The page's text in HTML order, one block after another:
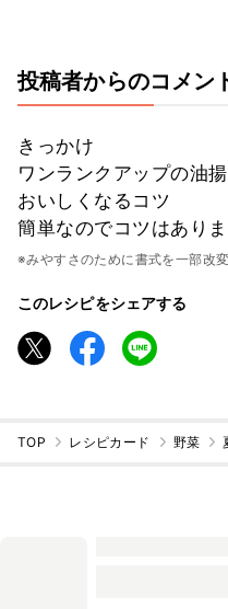
投稿者からのコメン
きっかけ
ワンランクアップの油
おいしくなるコツ
簡単なのでコツはあり
※みやすさのために書式を一部改変
このレシピをシェアする
TOP レシピカード 野菜